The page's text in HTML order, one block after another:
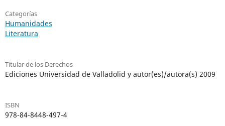
Categorías
Humanidades
Literatura
Titular de los Derechos
Ediciones Universidad de Valladolid y autor(es)/autora(s) 2009
ISBN
978-84-8448-497-4